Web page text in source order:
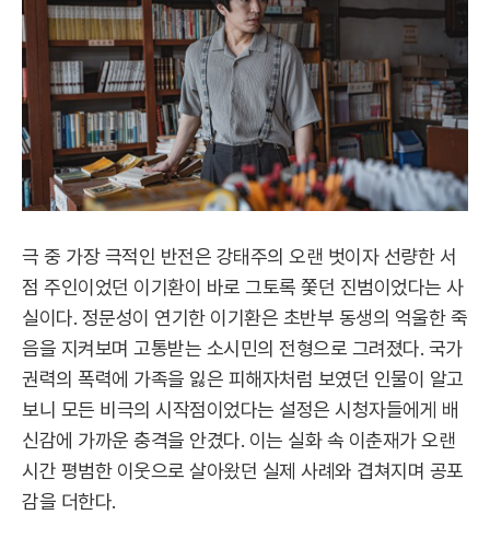
극 중 가장 극적인 반전은 강태주의 오랜 벗이자 선량한 서
점 주인이었던 이기환이 바로 그토록 쫓던 진범이었다는 사
실이다. 정문성이 연기한 이기환은 초반부 동생의 억울한 죽
음을 지켜보며 고통받는 소시민의 전형으로 그려졌다. 국가
권력의 폭력에 가족을 잃은 피해자처럼 보였던 인물이 알고
보니 모든 비극의 시작점이었다는 설정은 시청자들에게 배
신감에 가까운 충격을 안겼다. 이는 실화 속 이춘재가 오랜
시간 평범한 이웃으로 살아왔던 실제 사례와 겹쳐지며 공포
감을 더한다.